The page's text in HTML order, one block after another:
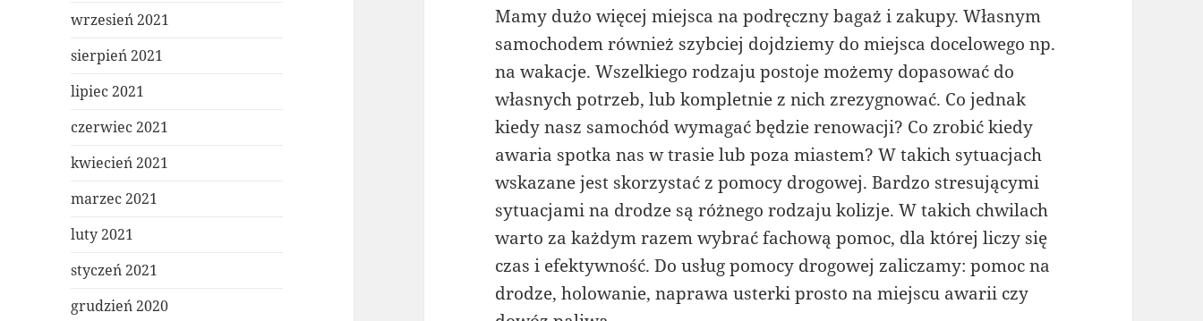
wrzesień 2021
sierpień 2021
lipiec 2021
czerwiec 2021
kwiecień 2021
marzec 2021
luty 2021
styczeń 2021
grudzień 2020
Mamy dużo więcej miejsca na podręczny bagaż i zakupy. Własnym
samochodem również szybciej dojdziemy do miejsca docelowego np.
na wakacje. Wszelkiego rodzaju postoje możemy dopasować do
własnych potrzeb, lub kompletnie z nich zrezygnować. Co jednak
kiedy nasz samochód wymagać będzie renowacji? Co zrobić kiedy
awaria spotka nas w trasie lub poza miastem? W takich sytuacjach
wskazane jest skorzystać z pomocy drogowej. Bardzo stresującymi
sytuacjami na drodze są różnego rodzaju kolizje. W takich chwilach
warto za każdym razem wybrać fachową pomoc, dla której liczy się
czas i efektywność. Do usług pomocy drogowej zaliczamy: pomoc na
drodze, holowanie, naprawa usterki prosto na miejscu awarii czy